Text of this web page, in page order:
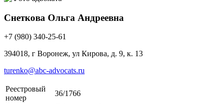
Снеткова Ольга Андреевна
+7 (980) 340-25-61
394018, г Воронеж, ул Кирова, д. 9, к. 13
turenko@abc-advocats.ru
Реестровый
номер
36/1766